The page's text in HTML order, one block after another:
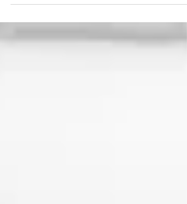
begeleiding terecht gekomen! Kinderen die